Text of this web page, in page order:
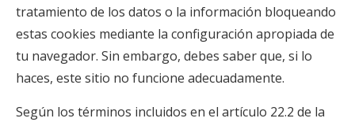
tratamiento de los datos o la información bloqueando
estas cookies mediante la configuración apropiada de
tu navegador. Sin embargo, debes saber que, si lo
haces, este sitio no funcione adecuadamente.
Según los términos incluidos en el artículo 22.2 de la